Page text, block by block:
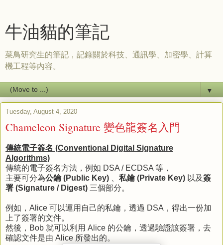
牛油貓的筆記
菜鳥研究生的筆記，記錄關於科技、通訊學、加密學、計算
機工程等內容。
▼
Tuesday, August 4, 2020
Chameleon Signature 變色龍簽名入門
傳統電子簽名 (Conventional Digital Signature
Algorithms)
傳統的電子簽名方法，例如 DSA / ECDSA 等，
主要可分為公鑰 (Public Key) 私鑰 (Private Key) 以及簽
署 (Signature / Digest) 三個部分。
例如，Alice 可以運用自己的私鑰，透過 DSA，得出一份加
上了簽署的文件。
然後，Bob 就可以利用 Alice 的公鑰，透過驗證該簽署，去
確認文件是由 Alice 所發出的。